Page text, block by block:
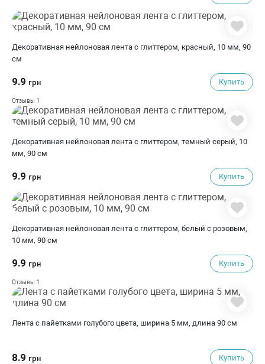
Декоративная нейлоновая лента с глиттером, красный, 10 мм, 90
см
9.9 грн Купить
Отзывы 1
Декоративная нейлоновая лента с глиттером, темный серый, 10
мм, 90 см
9.9 грн Купить
Декоративная нейлоновая лента с глиттером, белый с розовым,
10 мм, 90 см
9.9 грн Купить
Отзывы 1
Лента с пайетками голубого цвета, ширина 5 мм, длина 90 см
8.9 грн Купить